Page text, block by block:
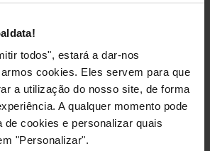
todos", estará a dar-nos
cookies. Eles servem para que
a utilização do nosso site, de forma
A qualquer momento pode
de cookies e personalizar quais
"Personalizar".
Sim
Sim